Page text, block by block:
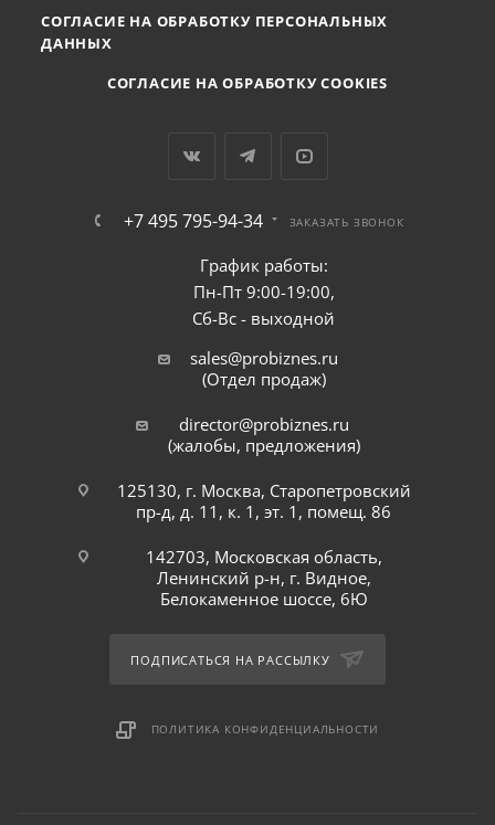
СОГЛАСИЕ НА ОБРАБОТКУ ПЕРСОНАЛЬНЫХ
ДАННЫХ
СОГЛАСИЕ НА ОБРАБОТКУ COOKIES
+7 495 795-94-34 ЗАКАЗАТЬ ЗВОНОК
График работы:
Пн-Пт 9:00-19:00,
Сб-Вс - выходной
sales@probiznes.ru
(Отдел продаж)
director@probiznes.ru
(жалобы, предложения)
125130, г. Москва, Старопетровский
пр-д, д. 11, к. 1, эт. 1, помещ. 86
142703, Московская область,
Ленинский р-н, г. Видное,
Белокаменное шоссе, 6Ю
ПОДПИСАТЬСЯ НА РАССЫЛКУ
ПОЛИТИКА КОНФИДЕНЦИАЛЬНОСТИ